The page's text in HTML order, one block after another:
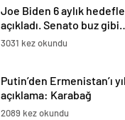
Joe Biden 6 aylık
açıkladı. Senato buz
3031 kez okundu
Putin’den Ermenistan’ı
açıklama: Karabağ
Azerbaycan’ın ayrılmaz bir
2089 kez okundu